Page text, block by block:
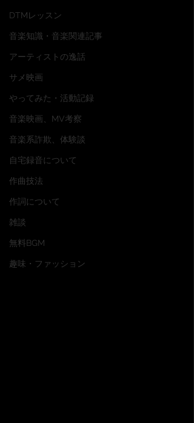
DTMレッスン
音楽知識・音楽関連記事
アーティストの逸話
サメ映画
やってみた・活動記録
音楽映画、MV考察
音楽系詐欺、体験談
自宅録音について
作曲技法
作詞について
雑談
無料BGM
趣味・ファッション